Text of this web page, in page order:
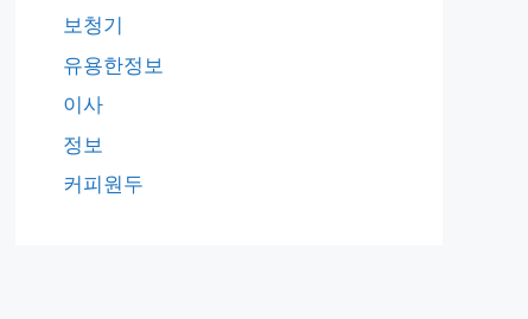
보청기
유용한정보
이사
정보
커피원두